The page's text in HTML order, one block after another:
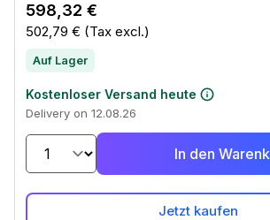
598,32 €
502,79 € (Tax excl.)
Auf Lager
Kostenloser Versand heute
Delivery on 12.08.26
In den
Jetzt kaufen